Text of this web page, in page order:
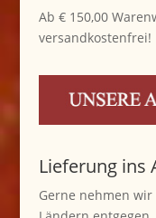
Ab € 150,00
versandkostenfrei!
Lieferung ins
Gerne nehmen